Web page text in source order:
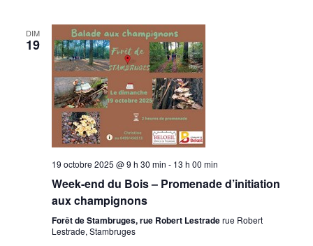
DIM
19
19 octobre 2025 @ 9 h 30 min - 13 h 00 min
Week-end du Bois – Promenade d’initiation
aux champignons
Forêt de Stambruges, rue Robert Lestraderue Robert
Lestrade, Stambruges